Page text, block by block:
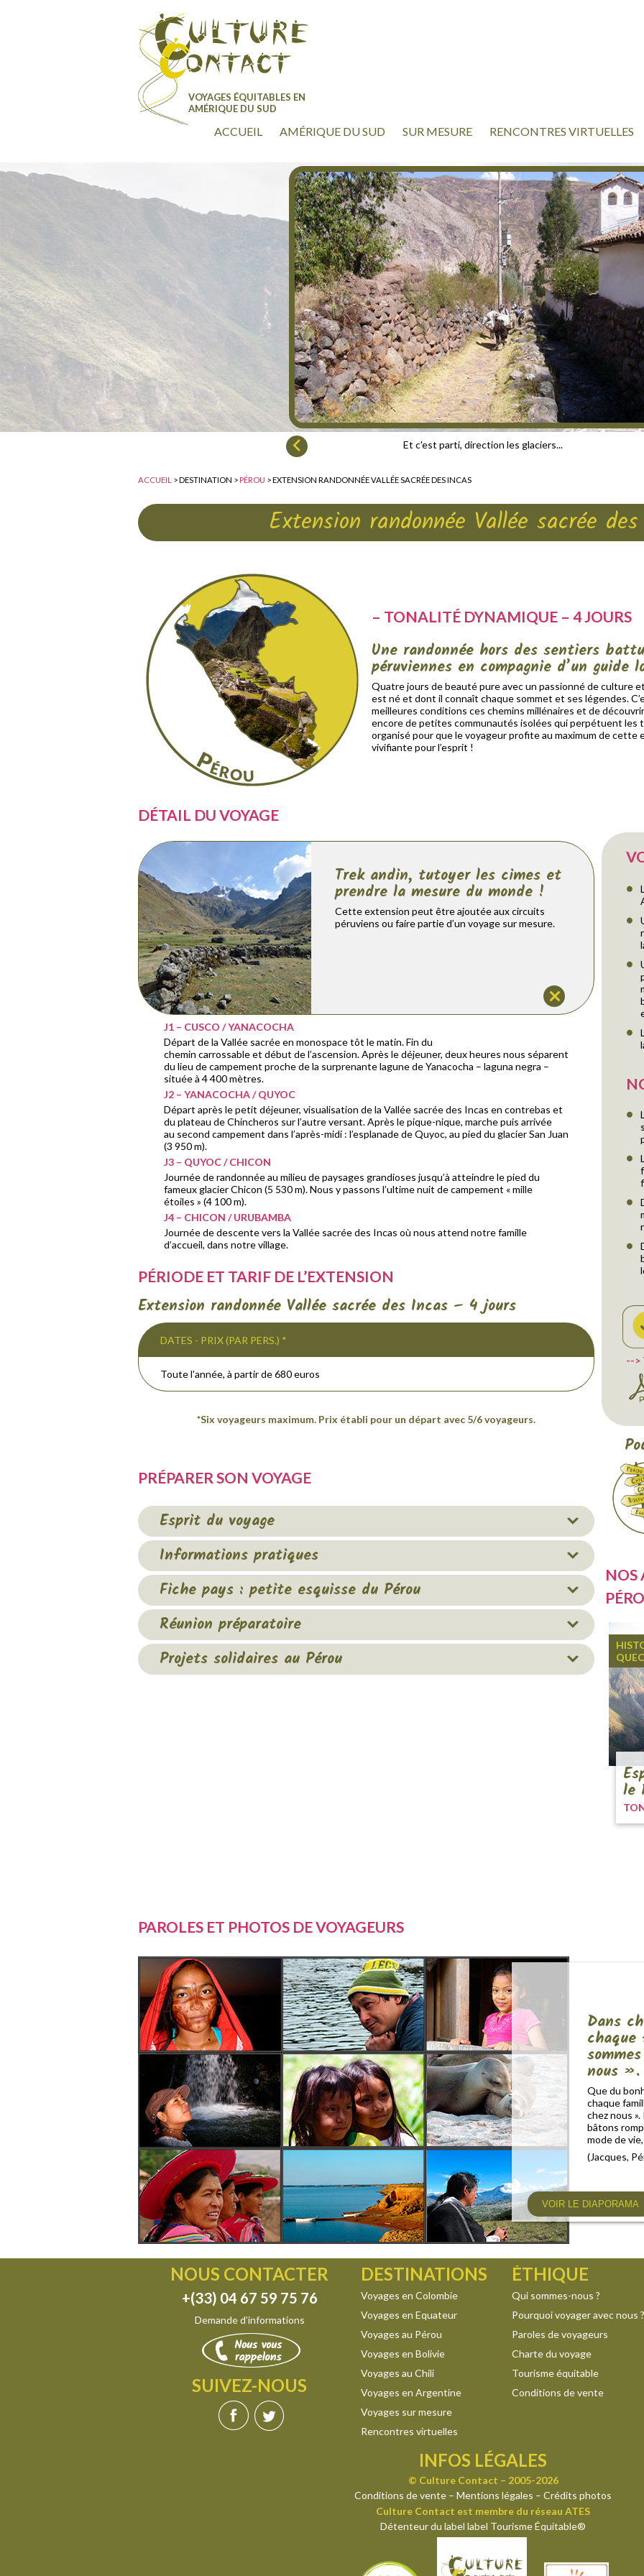
VOYAGES ÉQUITABLES EN
AMÉRIQUE DU SUD
ACCUEIL AMÉRIQUE DU SUD SUR MESURE RENCONTRES VIRTUELLES
Et c'est parti, direction les glaciers...
ACCUEIL > DESTINATION > PÉROU > EXTENSION RANDONNÉE VALLÉE SACRÉE DES INCAS
Extension randonnée Vallée sacrée
– TONALITÉ DYNAMIQUE – 4 JOURS
Une randonnée hors des sentiers
péruviennes en compagnie d’un guide
Quatre jours de beauté pure avec un passionné de culture
est né et dont il connaît chaque sommet et ses légendes.
meilleures conditions ces chemins millénaires et de
encore de petites communautés isolées qui perpétuent les
organisé pour que le voyageur profite au maximum de cette
vivifiante pour l’esprit !
DÉTAIL DU VOYAGE
Trek andin, tutoyer les cimes et
prendre la mesure du monde !
Cette extension peut être ajoutée aux circuits
péruviens ou faire partie d’un voyage sur mesure.
J1 – CUSCO / YANACOCHA
Départ de la Vallée sacrée en monospace tôt le matin. Fin du
chemin carrossable et début de l’ascension. Après le déjeuner, deux heures nous séparent
du lieu de campement proche de la surprenante lagune de Yanacocha – laguna negra –
située à 4 400 mètres.
J2 – YANACOCHA / QUYOC
Départ après le petit déjeuner, visualisation de la Vallée sacrée des Incas en contrebas et
du plateau de Chincheros sur l’autre versant. Après le pique-nique, marche puis arrivée
au second campement dans l’après-midi : l’esplanade de Quyoc, au pied du glacier San Juan
(3 950 m).
J3 – QUYOC / CHICON
Journée de randonnée au milieu de paysages grandioses jusqu’à atteindre le pied du
fameux glacier Chicon (5 530 m). Nous y passons l’ultime nuit de campement « mille
étoiles » (4 100 m).
J4 – CHICON / URUBAMBA
Journée de descente vers la Vallée sacrée des Incas où nous attend notre famille
d’accueil, dans notre village.
PÉRIODE ET TARIF DE L’EXTENSION
Extension randonnée Vallée sacrée des Incas – 4 jours
DATES - PRIX (PAR PERS.) *
Toute l'année, à partir de 680 euros
*Six voyageurs maximum. Prix établi pour un départ avec 5/6 voyageurs.
PRÉPARER SON VOYAGE
Esprit du voyage
Informations pratiques
Fiche pays : petite esquisse du Pérou
Réunion préparatoire
Projets solidaires au Pérou
-->
NOS
le
PAROLES ET PHOTOS DE VOYAGEURS
Dans
chaque
nous ».
Que du
chaque
chez nous ».
bâtons
mode de
(Jacques,
VOIR LE DIAPORAMA
NOUS CONTACTER
+(33) 04 67 59 75 76
Demande d’informations
SUIVEZ-NOUS
DESTINATIONS
Voyages en Colombie
Voyages en Equateur
Voyages au Pérou
Voyages en Bolivie
Voyages au Chili
Voyages en Argentine
Voyages sur mesure
Rencontres virtuelles
ÉTHIQUE
Qui sommes-nous ?
Pourquoi voyager avec nous ?
Paroles de voyageurs
Charte du voyage
Tourisme équitable
Conditions de vente
INFOS LÉGALES
© Culture Contact – 2005-2026
Conditions de vente – Mentions légales – Crédits photos
Culture Contact est membre du réseau ATES
Détenteur du label label Tourisme Équitable®